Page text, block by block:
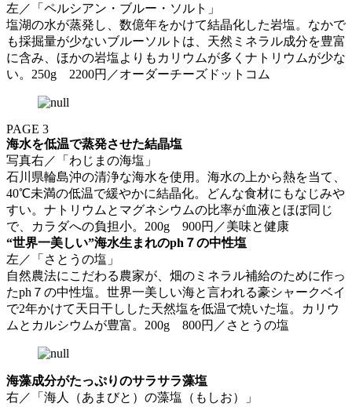
左／「ペルシアン・ブルー・ソルト」
塩湖の水が蒸発し、数億年をかけて結晶化した岩塩。なかで
も採掘量が少ないブルーソルトは、天然ミネラル成分を豊富
に含み、ほかの岩塩よりもカリウムが多くナトリウムが少な
い。250g 2200円／オーダーチーズドットコム
PAGE 3
海水を低温で蒸発させた結晶塩
写真右／「わじまの海塩」
石川県輪島沖の清浄な海水を使用。海水の上から熱を当て、
40℃未満の低温で緩やかに結晶化。どんな食材にもなじみや
すい。ナトリウムとマグネシウムの比率が血液とほぼ同じ
で、カラダへの負担小。200g 900円／美味と健康
“世界一美しい”海水生まれのph７の中性塩
左／「さとうの塩」
自然農法にこだわる農家が、畑のミネラル補給のために作っ
たph７の中性塩。世界一美しい海と言われる豪シャークベイ
で2年かけて天日干しした天然塩を低温で焼いた塩。カリウ
ムとカルシウムが豊富。200g 800円／さとうの塩
海藻成分がたっぷりのサラサラ藻塩
右／「海人（あまびと）の藻塩（もしお）」